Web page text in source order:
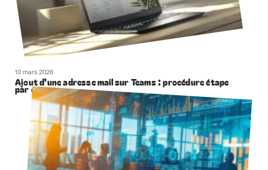
10 mars 2026
Ajout d’une adresse mail sur Teams : procédure étape
par étape